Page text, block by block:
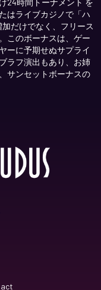
はライブカジノで「ハ
だけでなく、フリース
このボーナスは、ゲー
ーに予期せぬサプライ
ラフ演出もあり、お姉
サンセットボーナスの